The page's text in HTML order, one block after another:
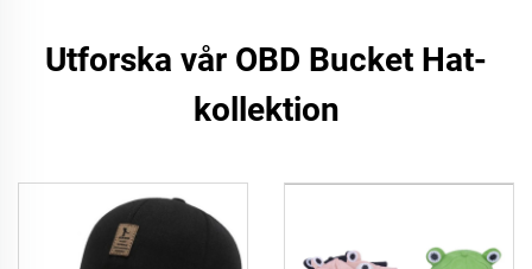
Utforska vår OBD Bucket Hat-
kollektion